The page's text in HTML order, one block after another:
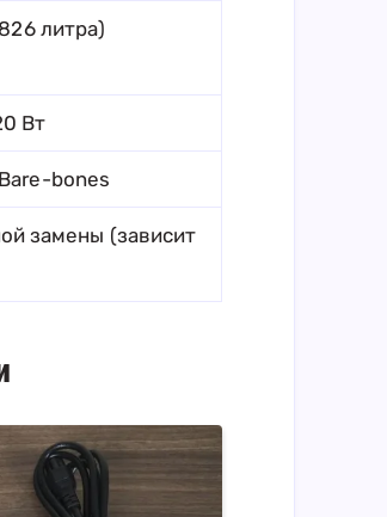
литра)
Вт
bones
замены (зависит